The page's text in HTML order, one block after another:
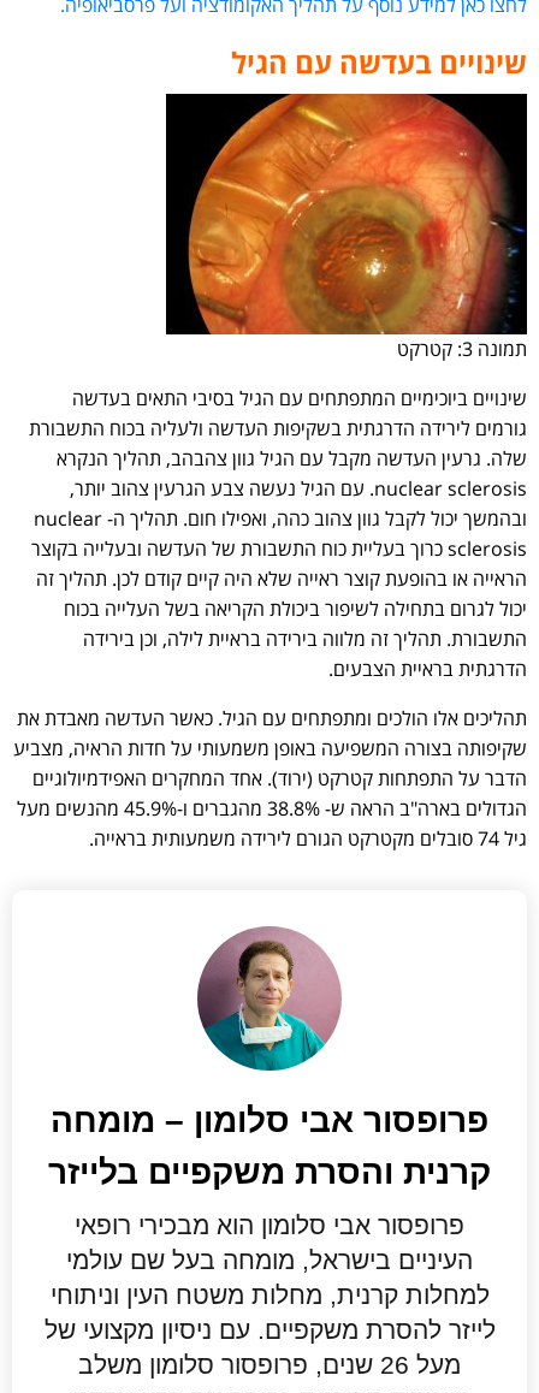
שינויים בעדשה עם הגיל
תמונה 3: קטרקט
שינויים ביוכימיים המתפתחים עם הגיל בסיבי התאים בעדשה
גורמים לירידה הדרגתית בשקיפות העדשה ולעליה בכוח התשבורת
שלה. גרעין העדשה מקבל עם הגיל גוון צהבהב, תהליך הנקרא
nuclear sclerosis. עם הגיל נעשה צבע הגרעין צהוב יותר,
ובהמשך יכול לקבל גוון צהוב כהה, ואפילו חום. תהליך ה- nuclear
sclerosis כרוך בעליית כוח התשבורת של העדשה ובעלייה בקוצר
הראייה או בהופעת קוצר ראייה שלא היה קיים קודם לכן. תהליך זה
יכול לגרום בתחילה לשיפור ביכולת הקריאה בשל העלייה בכוח
התשבורת. תהליך זה מלווה בירידה בראיית לילה, וכן בירידה
הדרגתית בראיית הצבעים.
תהליכים אלו הולכים ומתפתחים עם הגיל. כאשר העדשה מאבדת את
שקיפותה בצורה המשפיעה באופן משמעותי על חדות הראיה, מצביע
הדבר על התפתחות קטרקט (ירוד). אחד המחקרים האפידמיולוגיים
הגדולים בארה"ב הראה ש- 38.8% מהגברים ו-45.9% מהנשים מעל
גיל 74 סובלים מקטרקט הגורם לירידה משמעותית בראייה.
פרופסור אבי סלומון – מומחה
קרנית והסרת משקפיים בלייזר
פרופסור אבי סלומון הוא מבכירי רופאי
העיניים בישראל, מומחה בעל שם עולמי
למחלות קרנית, מחלות משטח העין וניתוחי
לייזר להסרת משקפיים. עם ניסיון מקצועי של
מעל 26 שנים, פרופסור סלומון משלב